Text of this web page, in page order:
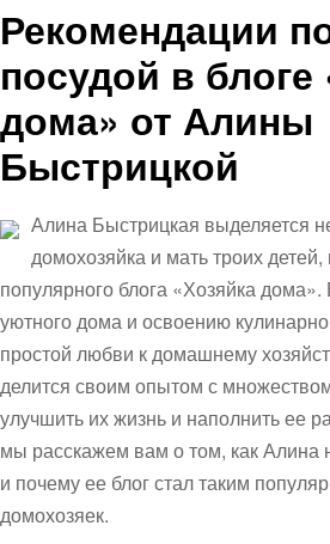
Рекомендации
посудой в блоге
дома» от Алины
Быстрицкой
Алина Быстрицкая выделяется
домохозяйка и мать троих детей,
популярного блога «Хозяйка
уютного дома и освоению
простой любви к домашнему
делится своим опытом с
улучшить их жизнь и наполнить ее
мы расскажем вам о том, как Алина
и почему ее блог стал таким
домохозяек.